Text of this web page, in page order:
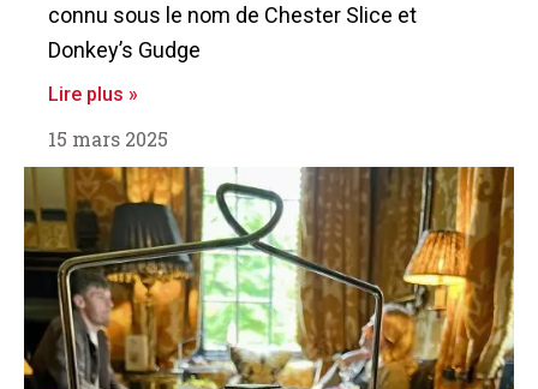
connu sous le nom de Chester Slice et
Donkey’s Gudge
Lire plus »
15 mars 2025